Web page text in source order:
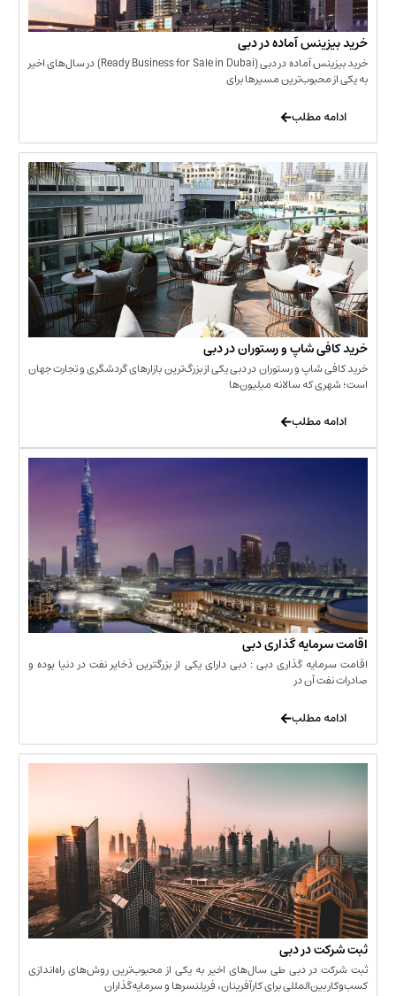
آماده در دبی
خرید بیزینس آماده در دبی (Ready Business for Sale in Dubai) در سال‌های اخیر
مسیرها برای
شاپ و رستوران در دبی
و رستوران در دبی یکی از بزرگ‌ترین بازارهای گردشگری و تجارت جهان
سالانه میلیون‌ها
گذاری دبی
گذاری دبی : دبی دارای یکی از بزرگترین ذخایر نفت در دنیا بوده و
در دبی
دبی طی سال‌های اخیر به یکی از محبوب‌ترین روش‌های راه‌اندازی
برای کارآفرینان، فریلنسرها و سرمایه‌گذاران